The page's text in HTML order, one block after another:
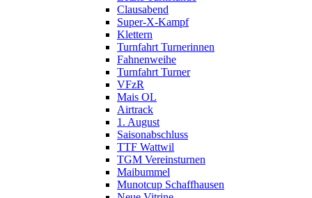
Clausabend
Super-X-Kampf
Klettern
Turnfahrt Turnerinnen
Fahnenweihe
Turnfahrt Turner
VFzR
Mais OL
Airtrack
1. August
Saisonabschluss
TTF Wattwil
TGM Vereinsturnen
Maibummel
Munotcup Schaffhausen